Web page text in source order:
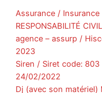
Assurance / Insurance
RESPONSABILITÉ
agence – assurp /
2023
Siren / Siret code: 803
24/02/2022
Dj (avec son matériel)